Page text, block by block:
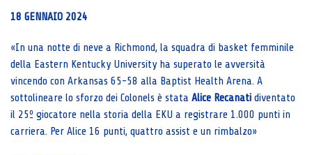
18 GENNAIO 2024
«In una notte di neve a Richmond, la squadra di basket femminile
della Eastern Kentucky University ha superato le avversità
vincendo con Arkansas 65-58 alla Baptist Health Arena. A
sottolineare lo sforzo dei Colonels è stata Alice Recanati diventato
il 25º giocatore nella storia della EKU a registrare 1.000 punti in
carriera. Per Alice 16 punti, quattro assist e un rimbalzo»